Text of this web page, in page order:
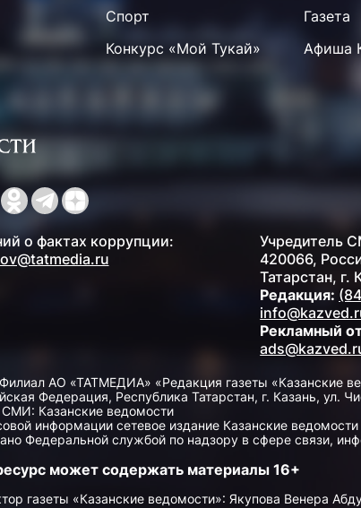
Спорт Газета
Конкурс «Мой Тукай» Афиша
о фактах коррупции:
Учредитель
420066,
Татарстан, г.
Редакция:
Рекламный
АО «ТАТМЕДИА» «Редакция газеты «Казанские
Федерация, Республика Татарстан, г. Казань, ул.
Казанские ведомости
информации сетевое издание Казанские
Федеральной службой по надзору в сфере связи,
может содержать материалы 16+
газеты «Казанские ведомости»: Якупова Венера